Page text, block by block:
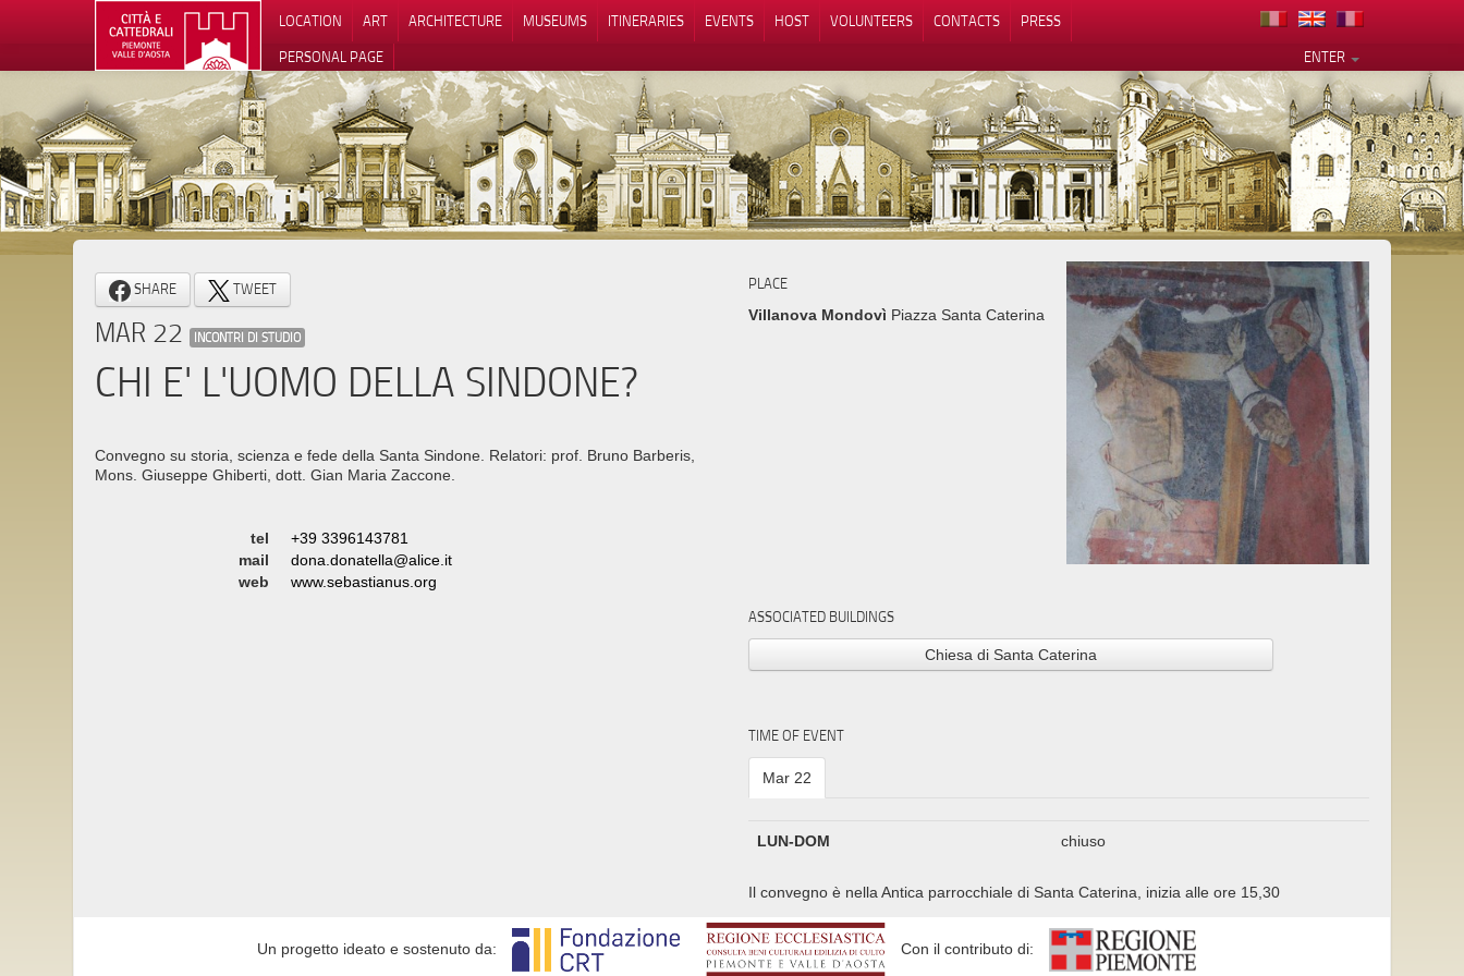
LOCATION ART ARCHITECTURE MUSEUMS ITINERARIES EVENTS HOST VOLUNTEERS CONTACTS
PRESS
ENTER
PERSONAL PAGE
SHARE TWEET
MAR 22 INCONTRI DI STUDIO
CHI E' L'UOMO DELLA SINDONE?
Convegno su storia, scienza e fede della Santa Sindone. Relatori: prof. Bruno Barberis,
Mons. Giuseppe Ghiberti, dott. Gian Maria Zaccone.
tel
+39 3396143781
mail
dona.donatella@alice.it
web
www.sebastianus.org
PLACE
Villanova Mondovì Piazza Santa Caterina
ASSOCIATED BUILDINGS
Chiesa di Santa Caterina
TIME OF EVENT
Mar 22
LUN-DOM chiuso
Il convegno è nella Antica parrocchiale di Santa Caterina, inizia alle ore 15,30
Un progetto ideato e sostenuto da: Con il contributo di:
Your Privacy Choices